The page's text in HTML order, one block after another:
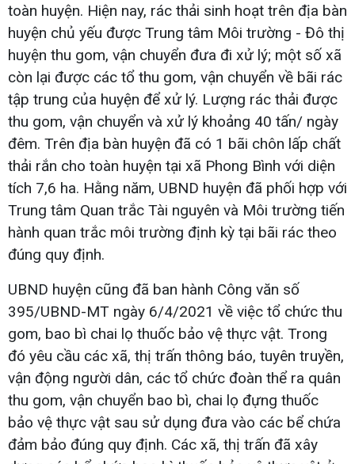
toàn huyện. Hiện nay, rác thải sinh hoạt trên địa bàn
huyện chủ yếu được Trung tâm Môi trường - Đô thị
huyện thu gom, vận chuyển đưa đi xử lý; một số xã
còn lại được các tổ thu gom, vận chuyển về bãi rác
tập trung của huyện để xử lý. Lượng rác thải được
thu gom, vận chuyển và xử lý khoảng 40 tấn/ ngày
đêm. Trên địa bàn huyện đã có 1 bãi chôn lấp chất
thải rắn cho toàn huyện tại xã Phong Bình với diện
tích 7,6 ha. Hằng năm, UBND huyện đã phối hợp với
Trung tâm Quan trắc Tài nguyên và Môi trường tiến
hành quan trắc môi trường định kỳ tại bãi rác theo
đúng quy định.
UBND huyện cũng đã ban hành Công văn số
395/UBND-MT ngày 6/4/2021 về việc tổ chức thu
gom, bao bì chai lọ thuốc bảo vệ thực vật. Trong
đó yêu cầu các xã, thị trấn thông báo, tuyên truyền,
vận động người dân, các tổ chức đoàn thể ra quân
thu gom, vận chuyển bao bì, chai lọ đựng thuốc
bảo vệ thực vật sau sử dụng đưa vào các bể chứa
đảm bảo đúng quy định. Các xã, thị trấn đã xây